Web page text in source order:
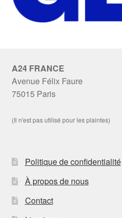
A24 FRANCE
Avenue Félix Faure
75015 Paris
(Il n'est pas utilisé pour les plaintes)
Politique de confidentialité
À propos de nous
Contact